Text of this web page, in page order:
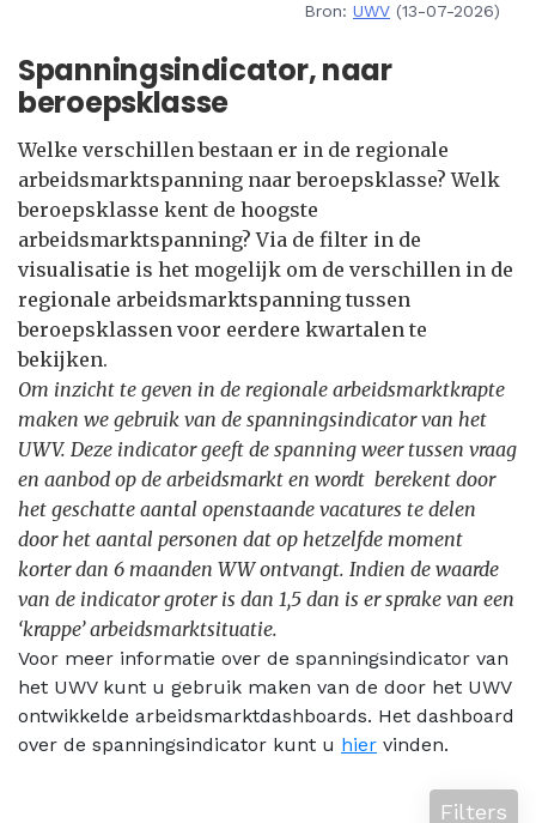
Bron: UWV (13-07-2026)
Spanningsindicator, naar
beroepsklasse
Welke verschillen bestaan er in de regionale
arbeidsmarktspanning naar beroepsklasse? Welk
beroepsklasse kent de hoogste
arbeidsmarktspanning? Via de filter in de
visualisatie is het mogelijk om de verschillen in de
regionale arbeidsmarktspanning tussen
beroepsklassen voor eerdere kwartalen te
bekijken.
Om inzicht te geven in de regionale arbeidsmarktkrapte
maken we gebruik van de spanningsindicator van het
UWV. Deze indicator geeft de spanning weer tussen vraag
en aanbod op de arbeidsmarkt en wordt berekent door
het geschatte aantal openstaande vacatures te delen
door het aantal personen dat op hetzelfde moment
korter dan 6 maanden WW ontvangt. Indien de waarde
van de indicator groter is dan 1,5 dan is er sprake van een
‘krappe’ arbeidsmarktsituatie.
Voor meer informatie over de spanningsindicator van
het UWV kunt u gebruik maken van de door het UWV
ontwikkelde arbeidsmarktdashboards. Het dashboard
over de spanningsindicator kunt u hier vinden.
Filters